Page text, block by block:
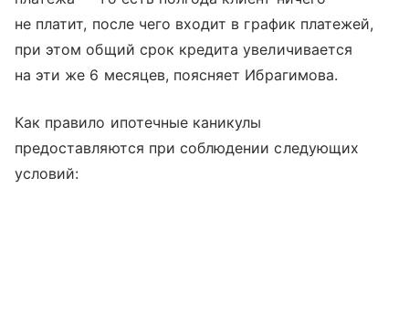
не платит, после чего входит в график платежей,
при этом общий срок кредита увеличивается
на эти же 6 месяцев, поясняет Ибрагимова.
Как правило ипотечные каникулы
предоставляются при соблюдении следующих
условий: